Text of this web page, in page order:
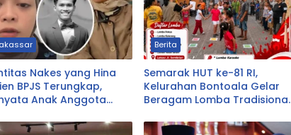
Nakes yang Hina
BPJS Terungkap,
Anak Anggota
Berita
Semarak HUT ke-81 RI,
Kelurahan Bontoala Gelar
Beragam Lomba Tradisional